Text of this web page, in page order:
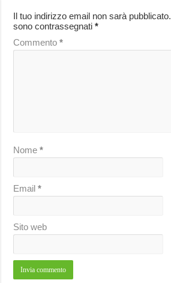
Il tuo indirizzo email non sarà pubblicato.
sono contrassegnati*
Commento*
Nome*
Email*
Sito web